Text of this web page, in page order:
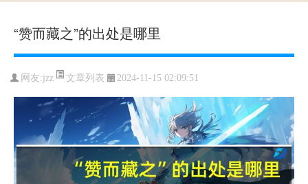
“赞而藏之”的出处是哪里
网友:jzz 文章列表 2024-11-15 02:09:51